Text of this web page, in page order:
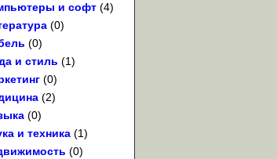
и софт (4)
(0)
(0)
и стиль (1)
(0)
(2)
(0)
и техника (1)
(0)